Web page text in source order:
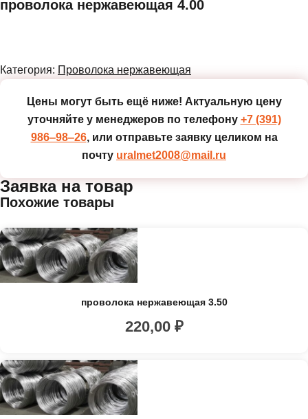
проволока нержавеющая 4.00
Категория: Проволока нержавеющая
Цены могут быть ещё ниже! Актуальную цену
уточняйте у менеджеров по телефону +7 (391)
986‒98‒26, или отправьте заявку целиком на
почту uralmet2008@mail.ru
Заявка на товар
Похожие товары
проволока нержавеющая 3.50
220,00 ₽